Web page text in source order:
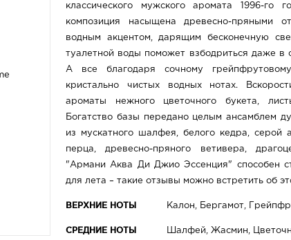
классического мужского аромата 1996-го
композиция насыщена древесно-пряными
водным акцентом, дарящим бесконечную
туалетной воды поможет взбодриться даже в
А все благодаря сочному
кристально чистых водных нотах.
ароматы нежного цветочного букета,
Богатство базы передано целым ансамблем
из мускатного шалфея, белого кедра, серой
перца, древесно-пряного ветивера,
"Армани Аква Ди Джио Эссенция" способен
для лета – такие отзывы можно встретить об
ВЕРХНИЕ НОТЫ Калон, Бергамот,
СРЕДНИЕ НОТЫ Шалфей, Жасмин,